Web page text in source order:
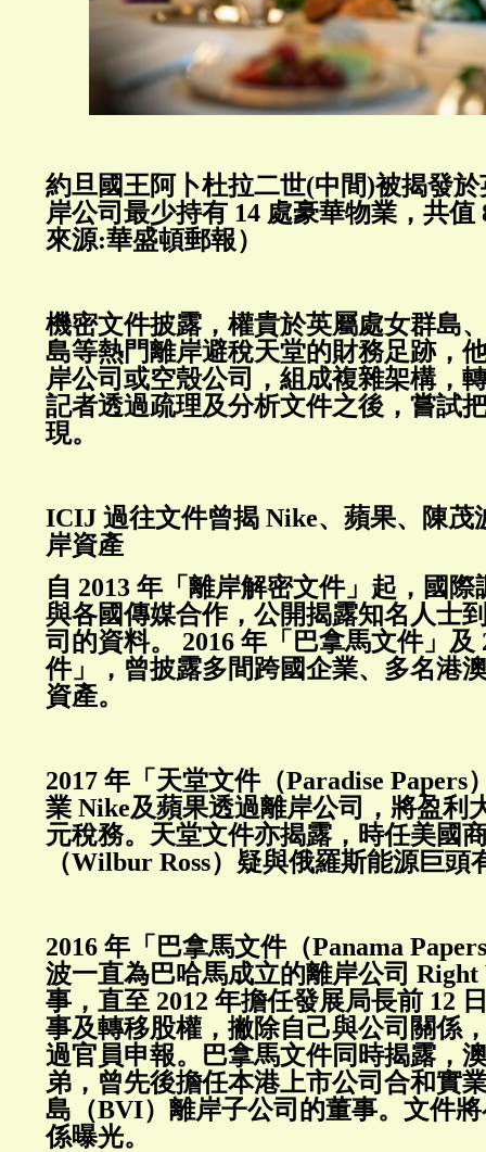
約旦國王阿卜杜拉二世(中間)被揭發
岸公司最少持有 14 處豪華物業，共值
來源:華盛頓郵報）
機密文件披露，權貴於英屬處女群島
島等熱門離岸避稅天堂的財務足跡，
岸公司或空殼公司，組成複雜架構，
記者透過疏理及分析文件之後，嘗試
現。
ICIJ 過往文件曾揭 Nike、蘋果、陳茂
岸資產
自 2013 年「離岸解密文件」起，國
與各國傳媒合作，公開揭露知名人士
司的資料。 2016 年「巴拿馬文件」及
件」，曾披露多間跨國企業、多名港
資產。
2017 年「天堂文件（Paradise Papers
業 Nike及蘋果透過離岸公司，將盈利
元稅務。天堂文件亦揭露，時任美國
（Wilbur Ross）疑與俄羅斯能源巨頭
2016 年「巴拿馬文件（Panama
波一直為巴哈馬成立的離岸公司 Right
事，直至 2012 年擔任發展局長前 12
事及轉移股權，撇除自己與公司關係
過官員申報。巴拿馬文件同時揭露，
弟，曾先後擔任本港上市公司合和實
島（BVI）離岸子公司的董事。文件
係曝光。